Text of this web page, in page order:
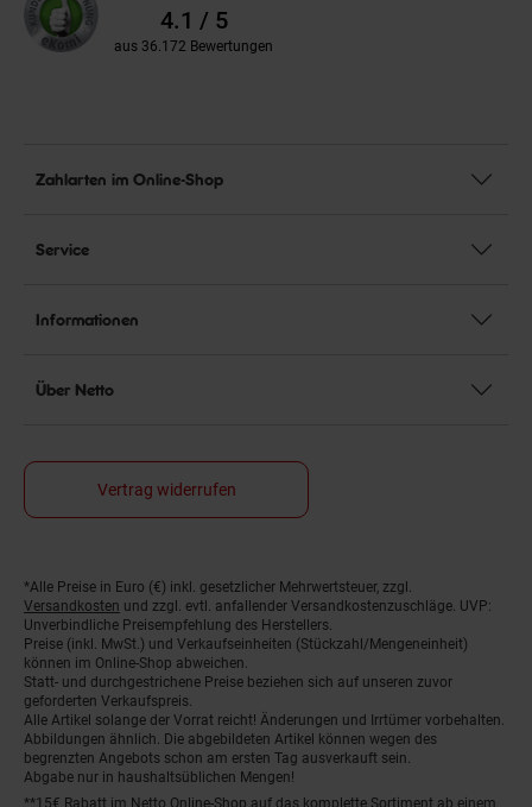
Bewertungen4.1 / 5
aus 36.172 Bewertungen
Zahlarten im Online-Shop
Service
Informationen
Über Netto
Vertrag widerrufen
Fußnoten
*Alle Preise in Euro (€) inkl. gesetzlicher Mehrwertsteuer, zzgl.
Versandkosten und zzgl. evtl. anfallender Versandkostenzuschläge. UVP:
Unverbindliche Preisempfehlung des Herstellers.
Preise (inkl. MwSt.) und Verkaufseinheiten (Stückzahl/Mengeneinheit)
können im Online-Shop abweichen.
Statt- und durchgestrichene Preise beziehen sich auf unseren zuvor
geforderten Verkaufspreis.
Alle Artikel solange der Vorrat reicht! Änderungen und Irrtümer vorbehalten.
Abbildungen ähnlich. Die abgebildeten Artikel können wegen des
begrenzten Angebots schon am ersten Tag ausverkauft sein.
Abgabe nur in haushaltsüblichen Mengen!
**15€ Rabatt im Netto Online-Shop auf das komplette Sortiment ab einem